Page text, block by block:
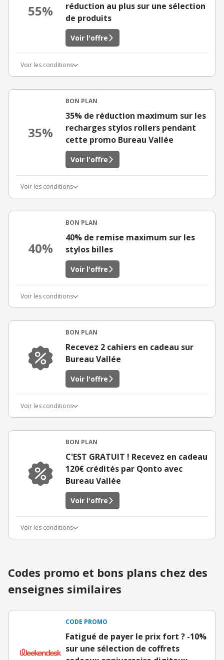
55%
réduction au plus sur une sélection
de produits
Voir l'offre
Voir les conditions
35%
BON PLAN
35% de réduction maximum sur les
recharges stylos rollers pendant
cette promo Bureau Vallée
Voir l'offre
Voir les conditions
40%
BON PLAN
40% de remise maximum sur les
stylos billes
Voir l'offre
Voir les conditions
BON PLAN
Recevez 2 cahiers en cadeau sur
Bureau Vallée
Voir l'offre
Voir les conditions
BON PLAN
C'EST GRATUIT ! Recevez en cadeau
120€ crédités par Qonto avec
Bureau Vallée
Voir l'offre
Voir les conditions
Codes promo et bons plans chez des
enseignes similaires
CODE PROMO
Fatigué de payer le prix fort ? -10%
sur une sélection de coffrets